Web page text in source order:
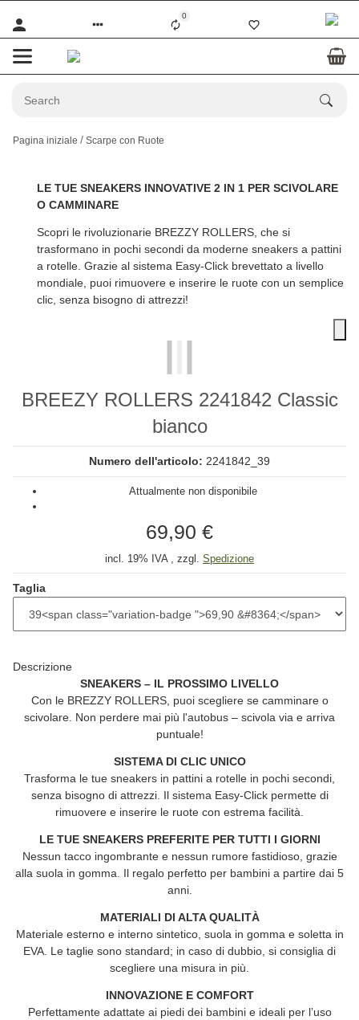
0
Pagina iniziale Scarpe con Ruote
LE TUE SNEAKERS INNOVATIVE 2 IN 1 PER SCIVOLARE
O CAMMINARE
Scopri le rivoluzionarie BREZZY ROLLERS , che si
trasformano in pochi secondi da moderne sneakers a pattini
a rotelle. Grazie al sistema Easy-Click brevettato a livello
mondiale, puoi rimuovere e inserire le ruote con un semplice
clic, senza bisogno di attrezzi!
BREEZY ROLLERS 2241842 Classic
bianco
Numero dell'articolo: 2241842_39
Attualmente non disponibile
69,90 €
incl. 19% IVA , zzgl. Spedizione
Taglia
Descrizione
SNEAKERS – IL PROSSIMO LIVELLO
Con le BREZZY ROLLERS, puoi scegliere se camminare o
scivolare. Non perdere mai più l'autobus – scivola via e arriva
puntuale!
SISTEMA DI CLIC UNICO
Trasforma le tue sneakers in pattini a rotelle in pochi secondi,
senza bisogno di attrezzi. Il sistema Easy-Click permette di
rimuovere e inserire le ruote con estrema facilità.
LE TUE SNEAKERS PREFERITE PER TUTTI I GIORNI
Nessun tacco ingombrante e nessun rumore fastidioso, grazie
alla suola in gomma. Il regalo perfetto per bambini a partire dai 5
anni.
MATERIALI DI ALTA QUALITÀ
Materiale esterno e interno sintetico, suola in gomma e soletta in
EVA. Le taglie sono standard; in caso di dubbio, si consiglia di
scegliere una misura in più.
INNOVAZIONE E COMFORT
Perfettamente adattate ai piedi dei bambini e ideali per l’uso